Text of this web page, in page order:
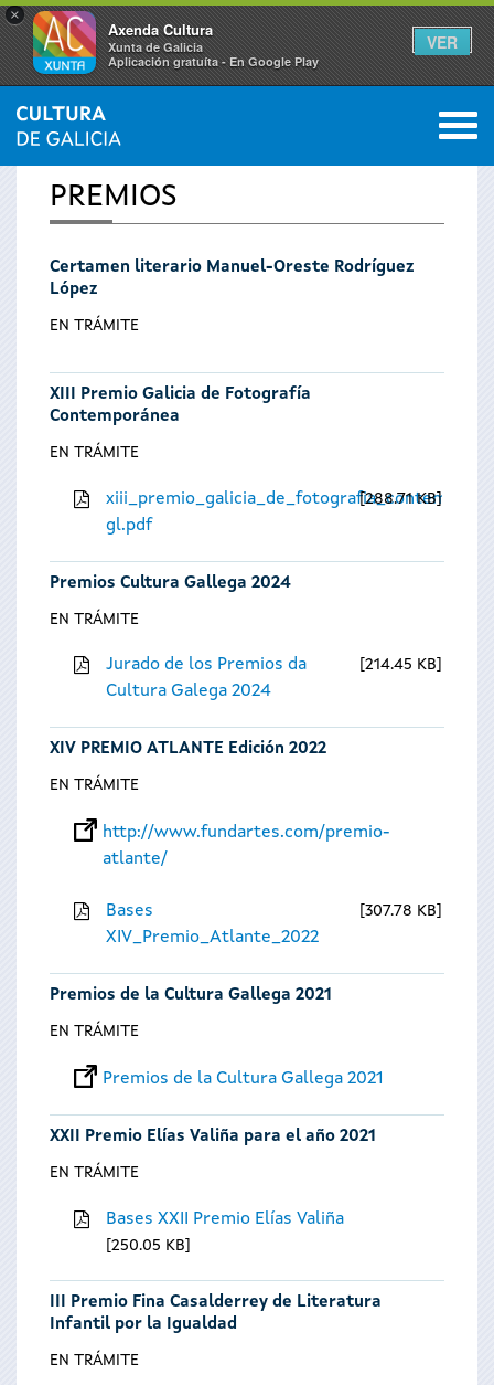
×
Axenda Cultura
Xunta de Galicia
Aplicación gratuíta - En Google Play
VER
Se
encuentra
usted
aquí
INICIO 0
PREMIOS
Certamen literario Manuel-Oreste Rodríguez
López
EN TRÁMITE
XIII Premio Galicia de Fotografía
Contemporánea
EN TRÁMITE
gl.pdf
288.71 KB
Premios Cultura Gallega 2024
EN TRÁMITE
Jurado de los Premios da
Cultura Galega 2024
214.45 KB
XIV PREMIO ATLANTE Edición 2022
EN TRÁMITE
http://www.fundartes.com/premio-
atlante/
Bases
XIV_Premio_Atlante_2022
307.78 KB
Premios de la Cultura Gallega 2021
EN TRÁMITE
Premios de la Cultura Gallega 2021
XXII Premio Elías Valiña para el año 2021
EN TRÁMITE
Bases XXII Premio Elías Valiña
250.05 KB
III Premio Fina Casalderrey de Literatura
Infantil por la Igualdad
EN TRÁMITE